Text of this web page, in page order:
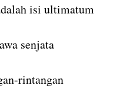
isi ultimatum
senjata
rintangan